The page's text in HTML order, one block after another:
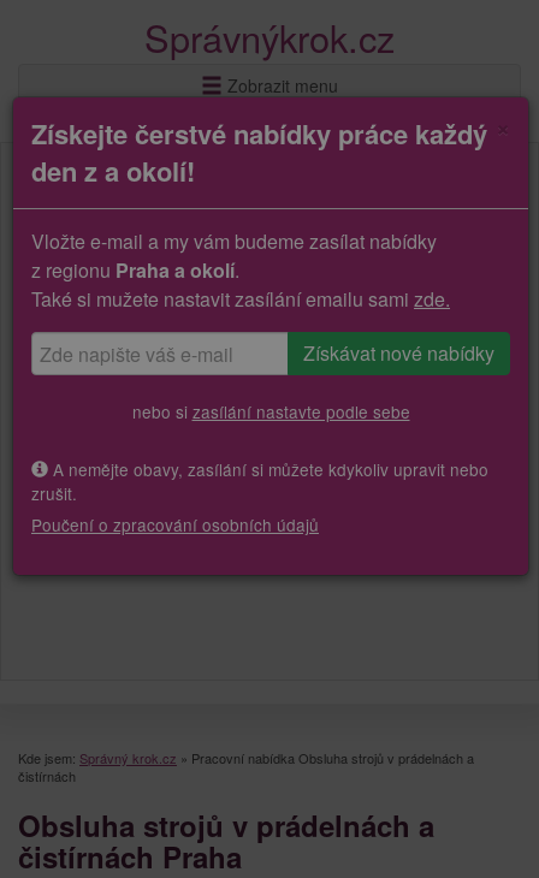
Správnýkrok.cz
Zobrazit menu
Kde jsem: Správný krok.cz » Pracovní nabídka Obsluha strojů v prádelnách a
čistírnách
Obsluha strojů v prádelnách a
čistírnách Praha
Získejte čerstvé nabídky práce každý
den z a okolí!
Vložte e-mail a my vám budeme zasílat nabídky
z regionu Praha a okolí.
Také si mužete nastavit zasílání emailu sami zde.
nebo si zasílání nastavte podle sebe
A nemějte obavy, zasílání si můžete kdykoliv upravit nebo
zrušit.
Poučení o zpracování osobních údajů